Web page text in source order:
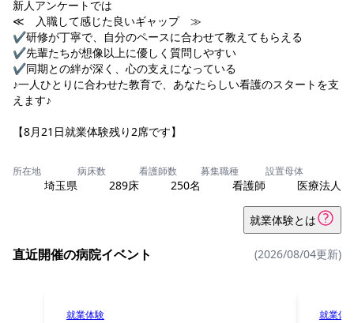
新人アンケートでは
≪ 入職して感じた良いギャップ ≫
✔研修が丁寧で、自分のペースに合わせて教えてもらえる
✔先輩たちが想像以上に優しく質問しやすい
✔同期との絆が深く、心の支えになっている
♪一人ひとりに合わせた教育で、あなたらしい看護のスタートを支
えます♪
【8月21日就業体験残り2席です】
所在地
埼玉県
病床数
289床
看護師数
250名
募集職種
看護師
設置母体
医療法人
就業体験とは
直近開催の病院イベント (2026/08/04更新)
就業体験 就業体